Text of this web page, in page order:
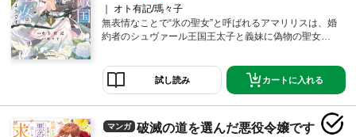
て幸せを掴む溺愛ラブファンタジー！
き】１
オト有記/瑪々子
無表情なことで“氷の聖女”と呼ばれるアマリリスは、婚
約者のシュヴァール王国王太子と義妹に偽物の聖女だ
てしまう。そんなアマリリスの危機を救ったのは、ラ
イズ王国一の天才魔術師と名高いヴィクターだった。
ヴィクターの圧倒的な力を目の当たりにしたアマリリ
スは、彼の弟子になることを決意。ヴィクターの元で
修業を積み、温かく優しい毎日を過ごす中、アマリリ
スの祖国が不穏な動きを見せ始め――…？氷の聖女と
試し読み カートに入れる
マンガ
破滅の道を選んだ悪役令嬢です